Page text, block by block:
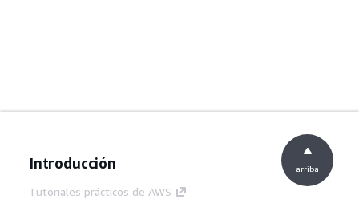
Introducción
Tutoriales prácticos de AWS
arriba